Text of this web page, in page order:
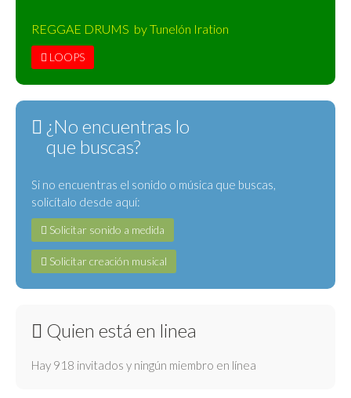
REGGAE DRUMS by Tunelón Iration
LOOPS
¿No encuentras lo
que buscas?
Si no encuentras el sonido o música que buscas,
solicítalo desde aquí:
Solicitar sonido a medida
Solicitar creación musical
Quien está en linea
Hay 918 invitados y ningún miembro en línea